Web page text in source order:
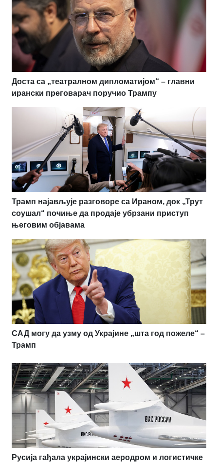
Доста са „театралном дипломатијом“ – главни
ирански преговарач поручио Трампу
Трамп најављује разговоре са Ираном, док „Трут
соушал“ почиње да продаје убрзани приступ
његовим објавама
САД могу да узму од Украјине „шта год пожеле“ –
Трамп
Русија гађала украјински аеродром и логистичке